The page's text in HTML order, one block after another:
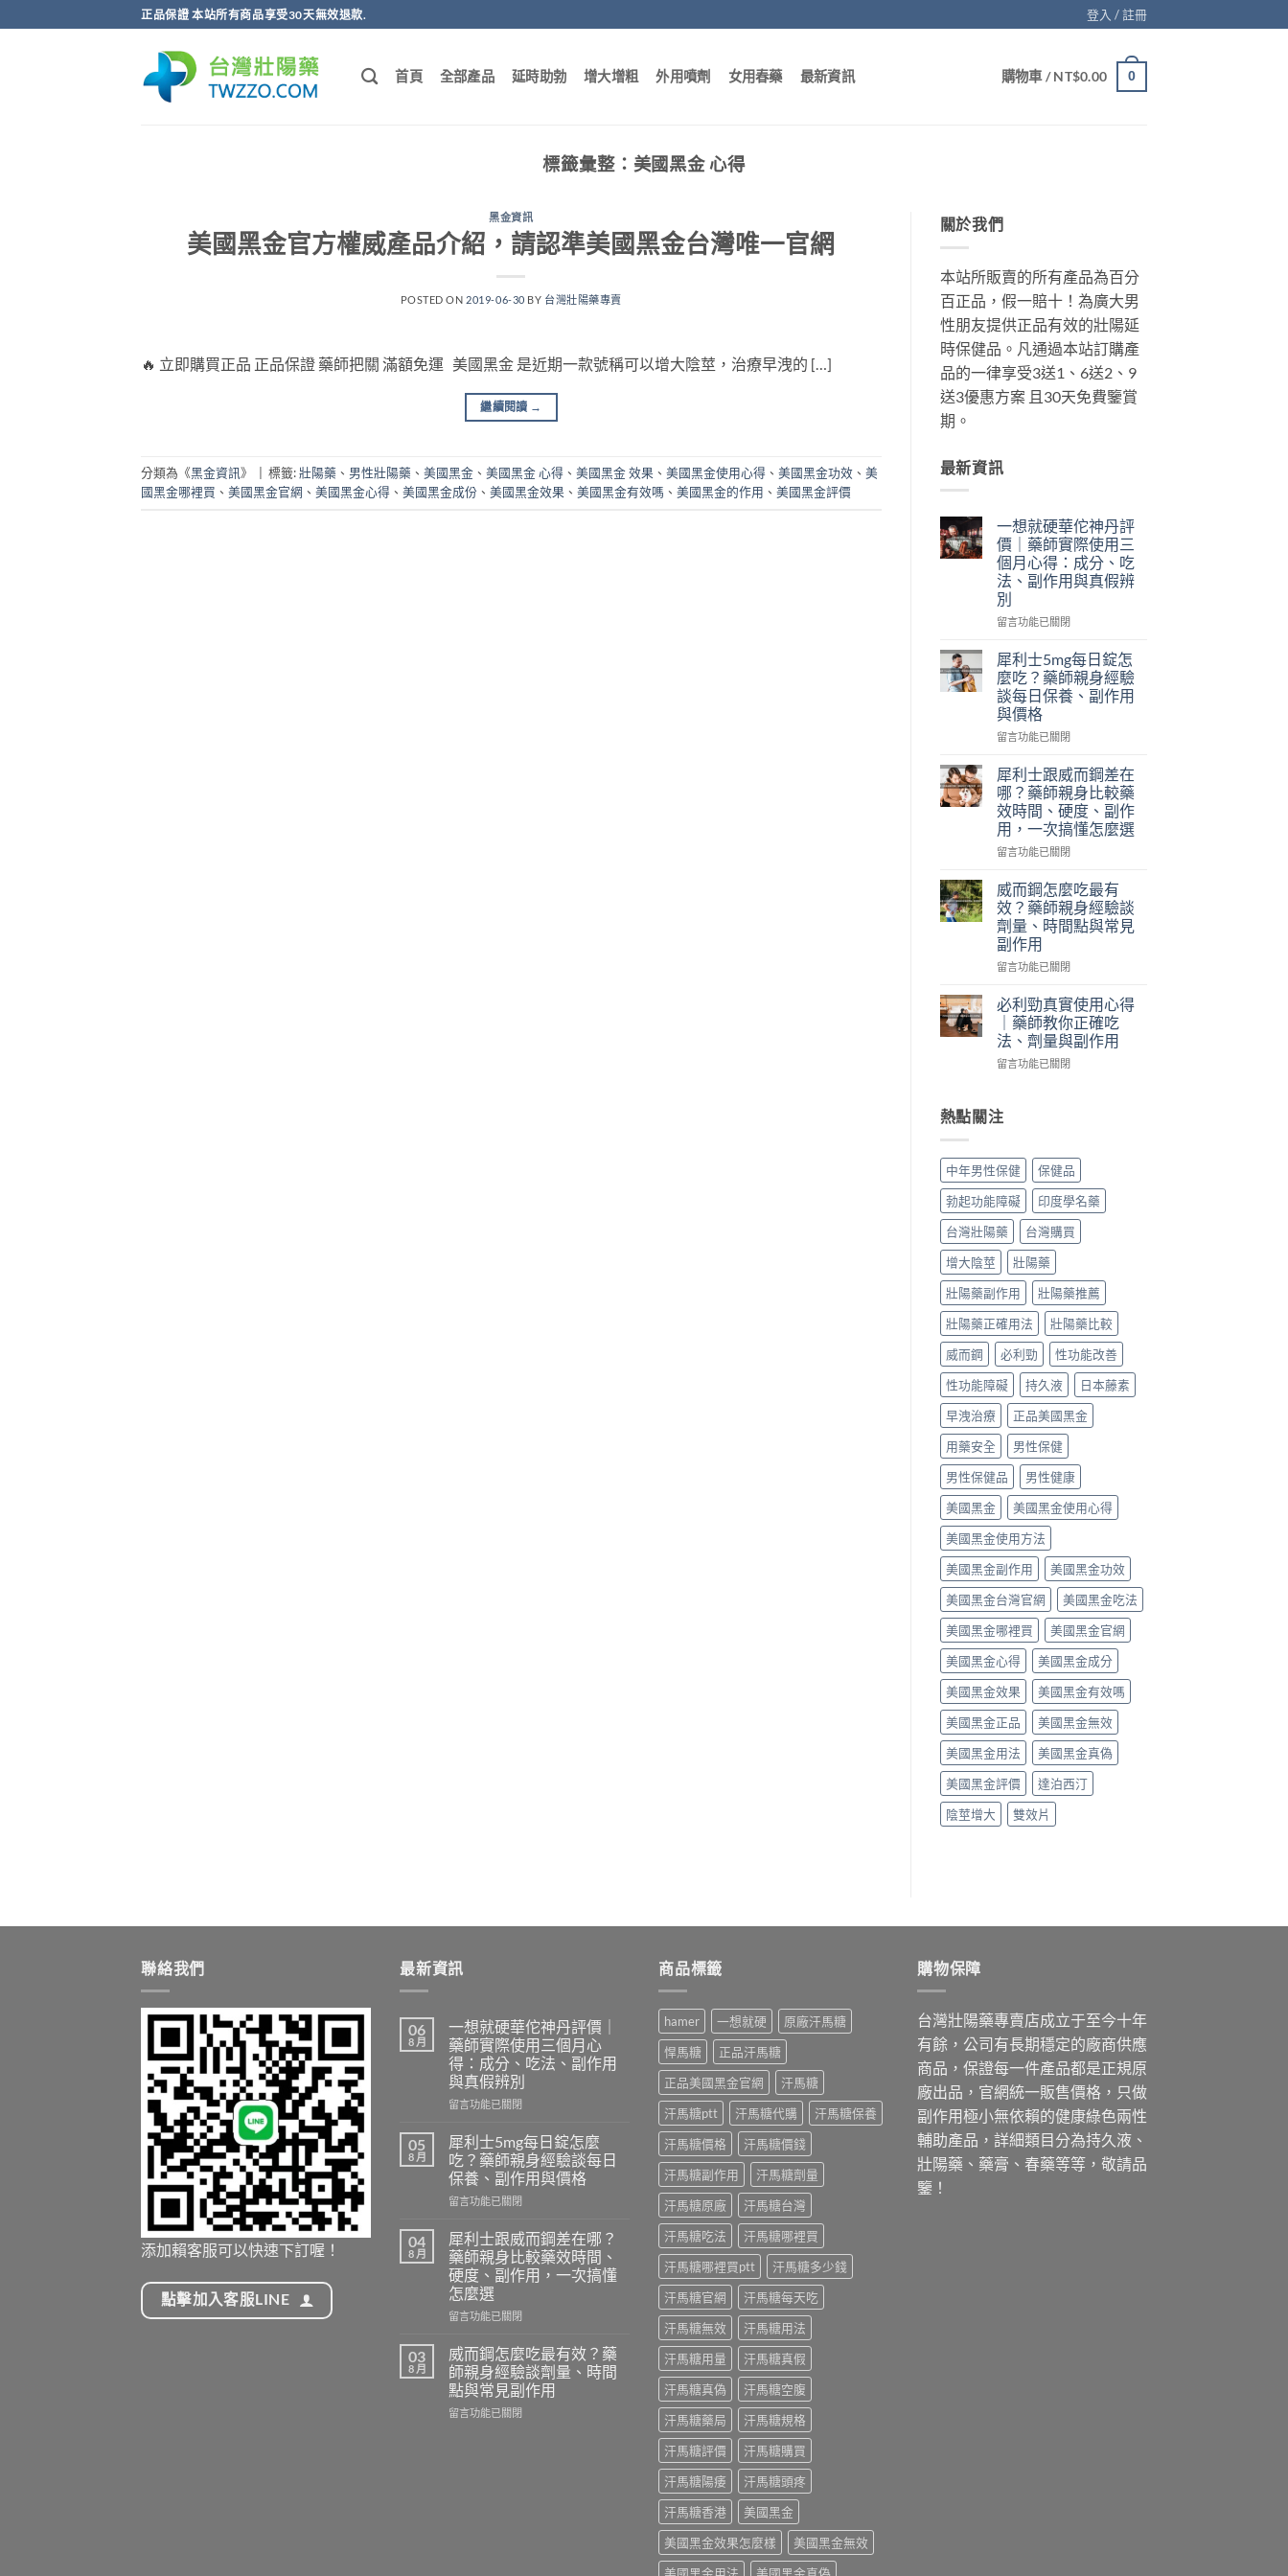
轉
正品保證 本站所有商品享受30天無效退款. 登入 / 註冊
首頁 全部產品 延時助勃 增大增粗 外用噴劑 女用春藥 最新資訊 購物車 /NT$0.00 0
標籤彙整： 美國黑金 心得
黑金資訊
美國黑金官方權威產品介紹，請認準美國黑金台灣唯一官網
POSTED ON 2019-06-30 BY 台灣壯陽藥專賣
🔥 立即購買正品 正品保證 藥師把關 滿額免運 美國黑金 是近期一款號稱可以增大陰莖，治療早洩的 […]
繼續閱讀 →
分類為《黑金資訊》 標籤:壯陽藥 、 男性壯陽藥 、 美國黑金 、 美國黑金 心得 、 美國黑金 效果 、 美國黑金使用心得 、 美國黑金功效 、 美
國黑金哪裡買 、 美國黑金官網 、 美國黑金心得 、 美國黑金成份 、 美國黑金效果 、 美國黑金有效嗎 、 美國黑金的作用 、 美國黑金評價
關於我們
本站所販賣的所有產品為百分
百正品，假一賠十！為廣大男
性朋友提供正品有效的壯陽延
時保健品。凡通過本站訂購產
品的一律享受3送1、6送2、9
送3優惠方案 且30天免費鑒賞
期。
最新資訊
一想就硬華佗神丹評
價｜藥師實際使用三
個月心得：成分、吃
法、副作用與真假辨
別
在
想
就
硬
華
佗
神
評
價
｜
藥
師
實
使
用
三
個
月
心
成
分、
吃
法、
副
與
真
辨
別〉
中
留言功能已關閉
犀利士5mg每日錠怎
麼吃？藥師親身經驗
談每日保養、副作用
與價格
在
利
士
5mg
每
日
錠
麼
吃？
藥
師
親
身
驗
談
每
日
保
作
用
價
格〉
中
留言功能已關閉
犀利士跟威而鋼差在
哪？藥師親身比較藥
效時間、硬度、副作
用，一次搞懂怎麼選
在
利
士
跟
威
而
鋼
在
哪？
藥
師
親
較
藥
時
間、
硬
度、
副
作
用，
一
次
搞
懂
怎
麼
選〉
中
留言功能已關閉
威而鋼怎麼吃最有
效？藥師親身經驗談
劑量、時間點與常見
副作用
在
而
鋼
怎
麼
吃
效？
親
身
經
驗
談
劑
量、
時
間
點
與
常
見
副
作
用〉
留言功能已關閉
必利勁真實使用心得
｜藥師教你正確吃
法、劑量與副作用
在
勁
真
使
用
心
得
｜
藥
教
你
正
確
吃
法、
劑
量
與
作
用〉
中
留言功能已關閉
熱點關注
中年男性保健
保健品
勃起功能障礙
印度學名藥
台灣壯陽藥
台灣購買
增大陰莖
壯陽藥
壯陽藥副作用
壯陽藥推薦
壯陽藥正確用法
壯陽藥比較
威而鋼
必利勁
性功能改善
性功能障礙
持久液
日本藤素
早洩治療
正品美國黑金
用藥安全
男性保健
男性保健品
男性健康
美國黑金
美國黑金使用心得
美國黑金使用方法
美國黑金副作用
美國黑金功效
美國黑金台灣官網
美國黑金吃法
美國黑金哪裡買
美國黑金官網
美國黑金心得
美國黑金成分
美國黑金效果
美國黑金有效嗎
美國黑金正品
美國黑金無效
美國黑金用法
美國黑金真偽
美國黑金評價
達泊西汀
陰莖增大
雙效片
聯絡我們
添加賴客服可以快速下訂喔！
點擊加入客服LINE
最新資訊
06
8 月
一想就硬華佗神丹評價｜
藥師實際使用三個月心
得：成分、吃法、副作用
與真假辨別
在
想
就
硬
華
佗
丹
評
價
｜
藥
師
際
使
用
三
個
留言功能已關閉
05
8 月
犀利士5mg每日錠怎麼
吃？藥師親身經驗談每日
保養、副作用與價格
在
利
士
5mg
每
日
錠
麼
吃？
藥
師
親
留言功能已關閉
04
8 月
犀利士跟威而鋼差在哪？
藥師親身比較藥效時間、
硬度、副作用，一次搞懂
怎麼選
在
利
士
跟
威
而
留言功能已關閉
03
8 月
威而鋼怎麼吃最有效？藥
師親身經驗談劑量、時間
點與常見副作用
在
留言功能已關閉
商品標籤
hamer 一想就硬
原廠汗馬糖
悍馬糖
正品汗馬糖
正品美國黑金官網
汗馬糖
汗馬糖ptt
汗馬糖代購
汗馬糖保養
汗馬糖價格
汗馬糖價錢
汗馬糖副作用
汗馬糖劑量
汗馬糖原廠
汗馬糖台灣
汗馬糖吃法
汗馬糖哪裡買
汗馬糖哪裡買ptt
汗馬糖多少錢
汗馬糖官網
汗馬糖每天吃
汗馬糖無效
汗馬糖用法
汗馬糖用量
汗馬糖真假
汗馬糖真偽
汗馬糖空腹
汗馬糖藥局
汗馬糖規格
汗馬糖評價
汗馬糖購買
汗馬糖陽痿
汗馬糖頭疼
汗馬糖香港
美國黑金
美國黑金效果怎麼樣
美國黑金無效
購物保障
台灣壯陽藥專賣店成立于至今十年
有餘，公司有長期穩定的廠商供應
商品，保證每一件產品都是正規原
廠出品，官網統一販售價格，只做
副作用極小無依賴的健康綠色兩性
輔助產品，詳細類目分為持久液、
壯陽藥、藥膏、春藥等等，敬請品
鑒！